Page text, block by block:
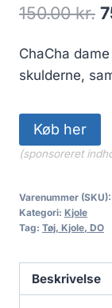
150.00kr.
ChaCha
skulderne,
Køb her
(sponsoreret
Varenummer (SKU):
Kategori: Kjole
Tag: Tøj, Kjole, DO
Beskrivelse